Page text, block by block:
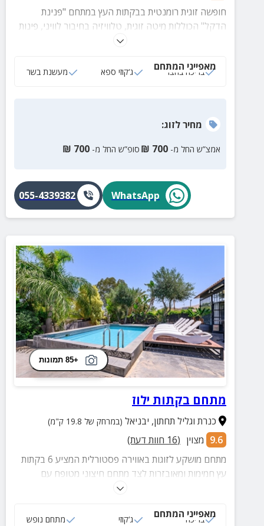
חופשה זוגית רומנטית בבקתות העץ במתחם "פנינת
הדקל" הכוללות מיטה זוגית, טלוויזיה בחיבור לוויני, פינות
ישיבה, מטבח מאובזר וחצר ענקית עם בריכה, ג'קוזי,
הפשוט מושלם לעמק יבניאל!
מאפייני המתחם
בריכה בחצר ג‘קוזי ספא מעשנת בשר
מחירלזוג:
אמצ”ש החל מ- 700
₪ סופ”ש החל מ- 700
₪
WhatsApp
055-4339382
+85 תמונות
מתחם בקתות ילוז
כנרת וגליל תחתון, יבניאל (במרחק של 19.8 ק"מ)
9.6 מצוין (
16 חוות דעת)
מתחם מושקע לזוגות באווירה פסטורלית המציע 6 בקתות
עץ חמימות ומאובזרות לצד מתחם חיצוני מטופח עם
בריכה, ג'קוזי ספא חיצוני ופינות זולה נעימות.
מאפייני המתחם
בריכה ג‘קוזי מתחם נופש